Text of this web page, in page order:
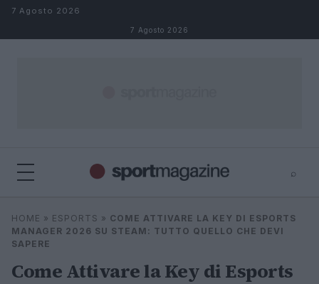
Salta al contenuto
7 Agosto 2026
7 Agosto 2026
⌕
Cerca
⌕
HOME » ESPORTS » COME ATTIVARE LA KEY DI ESPORTS
MANAGER 2026 SU STEAM: TUTTO QUELLO CHE DEVI
SAPERE
Come Attivare la Key di Esports